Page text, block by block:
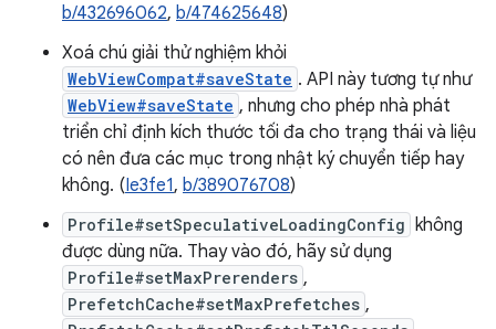
b/432696062, b/474625648)
Xoá chú giải thử nghiệm khỏi
WebViewCompat#saveState . API này tương tự như
WebView#saveState , nhưng cho phép nhà phát
triển chỉ định kích thước tối đa cho trạng thái và liệu
có nên đưa các mục trong nhật ký chuyển tiếp hay
không. (Ie3fe1, b/389076708)
Profile#setSpeculativeLoadingConfig không
được dùng nữa. Thay vào đó, hãy sử dụng
Profile#setMaxPrerenders ,
PrefetchCache#setMaxPrefetches ,